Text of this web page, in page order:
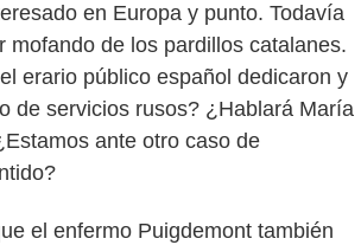
en Europa y punto. Todavía
mofando de los pardillos catalanes.
erario público español dedicaron y
de servicios rusos? ¿Hablará María
ante otro caso de
el enfermo Puigdemont también